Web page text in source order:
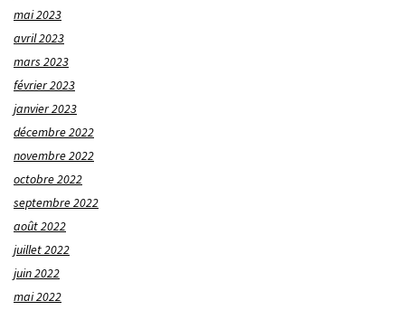
mai 2023
avril 2023
mars 2023
février 2023
janvier 2023
décembre 2022
novembre 2022
octobre 2022
septembre 2022
août 2022
juillet 2022
juin 2022
mai 2022